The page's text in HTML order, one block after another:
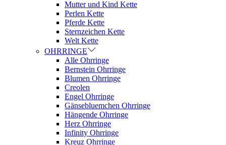
Mutter und Kind Kette
Perlen Kette
Pferde Kette
Sternzeichen Kette
Welt Kette
OHRRINGE
Alle Ohrringe
Bernstein Ohrringe
Blumen Ohrringe
Creolen
Engel Ohrringe
Gänsebluemchen Ohrringe
Hängende Ohrringe
Herz Ohrringe
Infinity Ohrringe
Kreuz Ohrringe